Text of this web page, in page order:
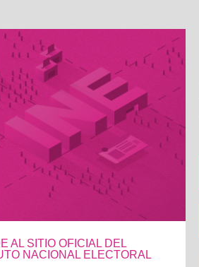
AL SITIO OFICIAL DEL
NACIONAL ELECTORAL